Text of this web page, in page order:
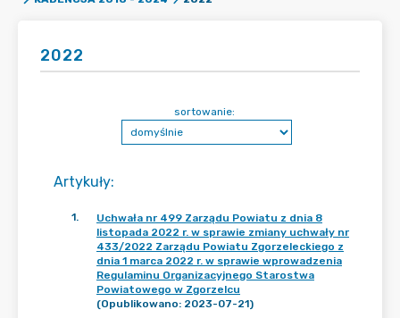
2022
Artykuły:
sortowanie:
1.
Uchwała nr 499 Zarządu Powiatu z dnia 8
listopada 2022 r. w sprawie zmiany uchwały nr
433/2022 Zarządu Powiatu Zgorzeleckiego z
dnia 1 marca 2022 r. w sprawie wprowadzenia
Regulaminu Organizacyjnego Starostwa
Powiatowego w Zgorzelcu
(Opublikowano: 2023-07-21)